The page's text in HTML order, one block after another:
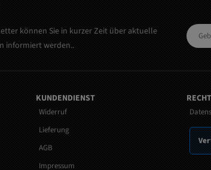
können Sie in kurzer Zeit über aktuelle
informiert werden..
KUNDENDIENST
Widerruf
Lieferung
AGB
Impressum